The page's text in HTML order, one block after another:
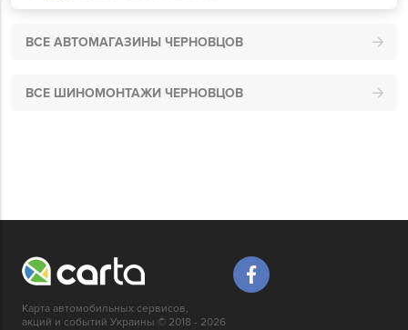
ВСЕ АВТОМАГАЗИНЫ ЧЕРНОВЦОВ
ВСЕ ШИНОМОНТАЖИ ЧЕРНОВЦОВ
Карта автомобильных сервисов,
акций и событий Украины © 2018 - 2026